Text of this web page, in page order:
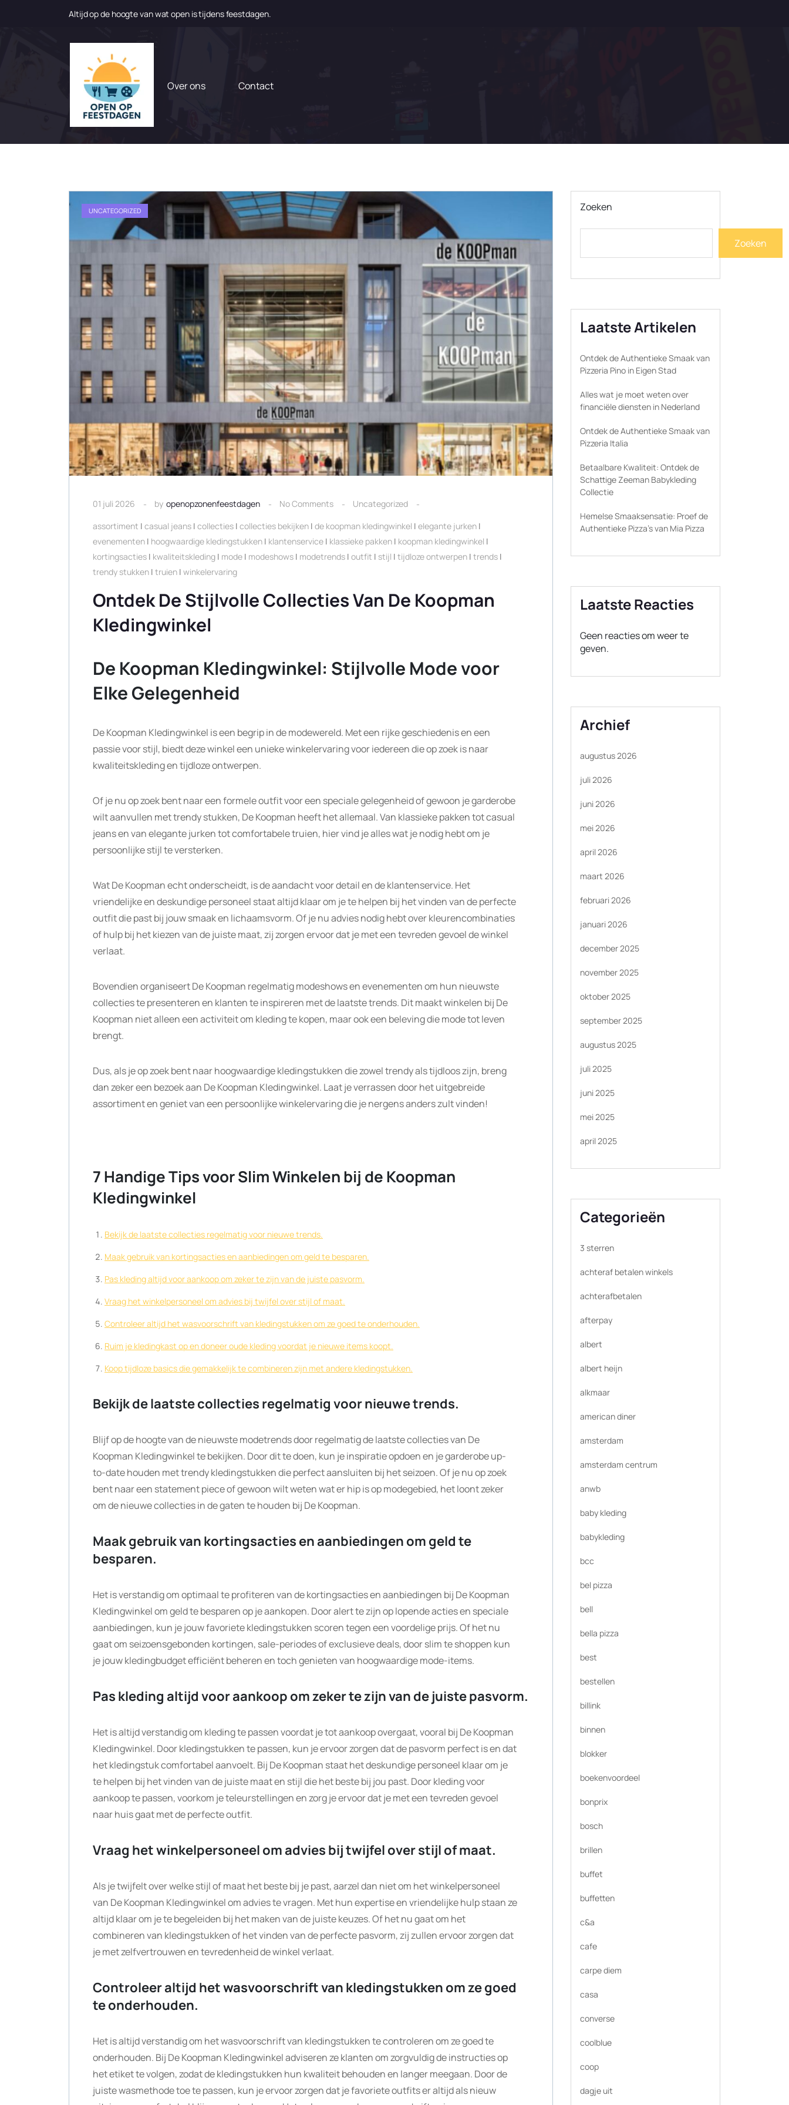
Altijd op de hoogte van wat open is tijdens feestdagen.
Over ons Contact
UNCATEGORIZED
01 juli 2026 by openopzonenfeestdagen No Comments
Uncategorized
assortiment | casual jeans | collecties | collecties bekijken | de koopman kledingwinkel | elegante jurken |
evenementen | hoogwaardige kledingstukken | klantenservice | klassieke pakken | koopman kledingwinkel |
kortingsacties | kwaliteitskleding | mode | modeshows | modetrends | outfit | stijl | tijdloze ontwerpen | trends |
trendy stukken | truien | winkelervaring
Ontdek De Stijlvolle Collecties Van De Koopman
Kledingwinkel
De Koopman Kledingwinkel: Stijlvolle Mode voor
Elke Gelegenheid
De Koopman Kledingwinkel is een begrip in de modewereld. Met een rijke geschiedenis en een
passie voor stijl, biedt deze winkel een unieke winkelervaring voor iedereen die op zoek is naar
kwaliteitskleding en tijdloze ontwerpen.
Of je nu op zoek bent naar een formele outfit voor een speciale gelegenheid of gewoon je garderobe
wilt aanvullen met trendy stukken, De Koopman heeft het allemaal. Van klassieke pakken tot casual
jeans en van elegante jurken tot comfortabele truien, hier vind je alles wat je nodig hebt om je
persoonlijke stijl te versterken.
Wat De Koopman echt onderscheidt, is de aandacht voor detail en de klantenservice. Het
vriendelijke en deskundige personeel staat altijd klaar om je te helpen bij het vinden van de perfecte
outfit die past bij jouw smaak en lichaamsvorm. Of je nu advies nodig hebt over kleurencombinaties
of hulp bij het kiezen van de juiste maat, zij zorgen ervoor dat je met een tevreden gevoel de winkel
verlaat.
Bovendien organiseert De Koopman regelmatig modeshows en evenementen om hun nieuwste
collecties te presenteren en klanten te inspireren met de laatste trends. Dit maakt winkelen bij De
Koopman niet alleen een activiteit om kleding te kopen, maar ook een beleving die mode tot leven
brengt.
Dus, als je op zoek bent naar hoogwaardige kledingstukken die zowel trendy als tijdloos zijn, breng
dan zeker een bezoek aan De Koopman Kledingwinkel. Laat je verrassen door het uitgebreide
assortiment en geniet van een persoonlijke winkelervaring die je nergens anders zult vinden!
7 Handige Tips voor Slim Winkelen bij de Koopman
Kledingwinkel
Bekijk de laatste collecties regelmatig voor nieuwe trends.
Maak gebruik van kortingsacties en aanbiedingen om geld te besparen.
Pas kleding altijd voor aankoop om zeker te zijn van de juiste pasvorm.
Vraag het winkelpersoneel om advies bij twijfel over stijl of maat.
Controleer altijd het wasvoorschrift van kledingstukken om ze goed te onderhouden.
Ruim je kledingkast op en doneer oude kleding voordat je nieuwe items koopt.
Koop tijdloze basics die gemakkelijk te combineren zijn met andere kledingstukken.
Bekijk de laatste collecties regelmatig voor nieuwe trends.
Blijf op de hoogte van de nieuwste modetrends door regelmatig de laatste collecties van De
Koopman Kledingwinkel te bekijken. Door dit te doen, kun je inspiratie opdoen en je garderobe up-
to-date houden met trendy kledingstukken die perfect aansluiten bij het seizoen. Of je nu op zoek
bent naar een statement piece of gewoon wilt weten wat er hip is op modegebied, het loont zeker
om de nieuwe collecties in de gaten te houden bij De Koopman.
Maak gebruik van kortingsacties en aanbiedingen om geld te
besparen.
Het is verstandig om optimaal te profiteren van de kortingsacties en aanbiedingen bij De Koopman
Kledingwinkel om geld te besparen op je aankopen. Door alert te zijn op lopende acties en speciale
aanbiedingen, kun je jouw favoriete kledingstukken scoren tegen een voordelige prijs. Of het nu
gaat om seizoensgebonden kortingen, sale-periodes of exclusieve deals, door slim te shoppen kun
je jouw kledingbudget efficiënt beheren en toch genieten van hoogwaardige mode-items.
Pas kleding altijd voor aankoop om zeker te zijn van de juiste pasvorm.
Het is altijd verstandig om kleding te passen voordat je tot aankoop overgaat, vooral bij De Koopman
Kledingwinkel. Door kledingstukken te passen, kun je ervoor zorgen dat de pasvorm perfect is en dat
het kledingstuk comfortabel aanvoelt. Bij De Koopman staat het deskundige personeel klaar om je
te helpen bij het vinden van de juiste maat en stijl die het beste bij jou past. Door kleding voor
aankoop te passen, voorkom je teleurstellingen en zorg je ervoor dat je met een tevreden gevoel
naar huis gaat met de perfecte outfit.
Vraag het winkelpersoneel om advies bij twijfel over stijl of maat.
Als je twijfelt over welke stijl of maat het beste bij je past, aarzel dan niet om het winkelpersoneel
van De Koopman Kledingwinkel om advies te vragen. Met hun expertise en vriendelijke hulp staan ze
altijd klaar om je te begeleiden bij het maken van de juiste keuzes. Of het nu gaat om het
combineren van kledingstukken of het vinden van de perfecte pasvorm, zij zullen ervoor zorgen dat
je met zelfvertrouwen en tevredenheid de winkel verlaat.
Controleer altijd het wasvoorschrift van kledingstukken om ze goed
te onderhouden.
Het is altijd verstandig om het wasvoorschrift van kledingstukken te controleren om ze goed te
onderhouden. Bij De Koopman Kledingwinkel adviseren ze klanten om zorgvuldig de instructies op
het etiket te volgen, zodat de kledingstukken hun kwaliteit behouden en langer meegaan. Door de
juiste wasmethode toe te passen, kun je ervoor zorgen dat je favoriete outfits er altijd als nieuw
Zoeken
Zoeken
Laatste Artikelen
Ontdek de Authentieke Smaak van
Pizzeria Pino in Eigen Stad
Alles wat je moet weten over
financiële diensten in Nederland
Ontdek de Authentieke Smaak van
Pizzeria Italia
Betaalbare Kwaliteit: Ontdek de
Schattige Zeeman Babykleding
Collectie
Hemelse Smaaksensatie: Proef de
Authentieke Pizza’s van Mia Pizza
Laatste Reacties
Geen reacties om weer te
geven.
Archief
augustus 2026
juli 2026
juni 2026
mei 2026
april 2026
maart 2026
februari 2026
januari 2026
december 2025
november 2025
oktober 2025
september 2025
augustus 2025
juli 2025
juni 2025
mei 2025
april 2025
Categorieën
3 sterren
achteraf betalen winkels
achterafbetalen
afterpay
albert
albert heijn
alkmaar
american diner
amsterdam
amsterdam centrum
anwb
baby kleding
babykleding
bcc
bel pizza
bell
bella pizza
best
bestellen
billink
binnen
blokker
boekenvoordeel
bonprix
bosch
brillen
buffet
buffetten
c&a
cafe
carpe diem
casa
converse
coolblue
coop
dagje uit